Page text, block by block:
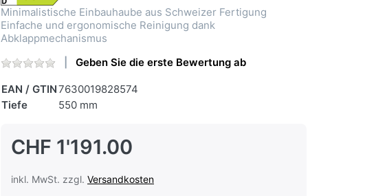
Minimalistische Einbauhaube aus Schweizer Fertigung
Einfache und ergonomische Reinigung dank
Abklappmechanismus
Geben Sie die erste Bewertung ab
EAN / GTIN7630019828574
Tiefe
550 mm
CHF 1'191.00
inkl. MwSt. zzgl. Versandkosten